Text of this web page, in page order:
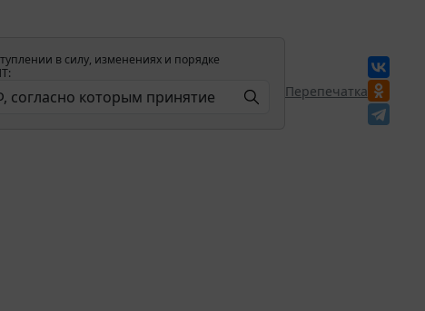
в силу, изменениях и порядке
Перепечатка